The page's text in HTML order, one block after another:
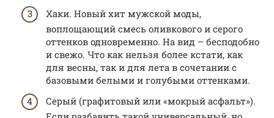
Хаки. Новый хит мужской моды,
воплощающий смесь оливкового и серого
оттенков одновременно. На вид – бесподобно
и свежо. Что как нельзя более кстати, как
для весны, так и для лета в сочетании с
базовыми белыми и голубыми оттенками.
Серый (графитовый или «мокрый асфальт»).